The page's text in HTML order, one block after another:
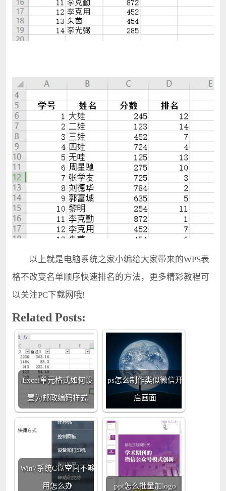
以上就是电脑系统之家小编给大家带来的WPS表
格不改变名单顺序快速排名的方法，更多精彩教程可
以关注PC下载网哦!
Related Posts:
Excel单元格式如何设
置为邮政编码样式
ps怎么制作类似微信开
启画面
Win7系统C盘空间不够
用怎么办 ppt怎么批量加logo